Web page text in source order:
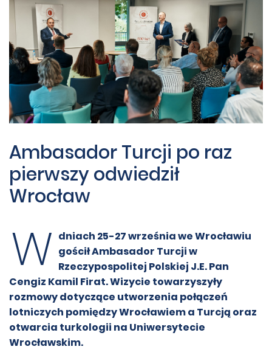
Ambasador Turcji po raz
pierwszy odwiedził
Wrocław
W dniach 25-27 września we Wrocławiu
gościł Ambasador Turcji w
Rzeczypospolitej Polskiej J.E. Pan
Cengiz Kamil Firat. Wizycie towarzyszyły
rozmowy dotyczące utworzenia połączeń
lotniczych pomiędzy Wrocławiem a Turcją oraz
otwarcia turkologii na Uniwersytecie
Wrocławskim.